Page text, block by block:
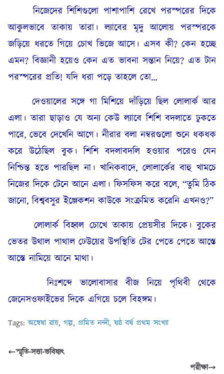
নিজেদের শিশিগুলো পাশাপাশি রেখে পরস্পরের দিকে
আকুলভাবে তাকায় তারা। ল্যাবের মৃদু আলোয় পরস্পরকে
জড়িয়ে ধরতে গিয়ে চোখ ভিজে আসে। এসব কী? কেন হচ্ছে
এমন? বিজ্ঞানী হয়েও কেন এত ভাবনা সন্তান নিয়ে? এত টান
পরস্পরের প্রতি! যদি ধরা পড়ে তাহলে তো…
দেওয়ালের সঙ্গে গা মিশিয়ে দাঁড়িয়ে ছিল লোলার্ক আর
এলা। তারা ছাড়াও যে অন্য কেউ ল্যাবে শিশি বদলাতে ঢুকতে
পারে, ভেবে দেখেনি আগে। নীরার বলা নম্বরগুলো শুনে ধকধক
করে উঠেছিল বুক। শিশি বদলাবদলি হওয়ার পরেও যেন
নিশ্চিন্ত হতে পারছিল না। খানিকবাদে, লোলার্কের বাহু খামচে
নিজের দিকে টেনে আনে এলা। ফিসফিস করে বলে, “তুমি ঠিক
জানো, বিশ্ববসুর ইঞ্জেকশন কাউকে সংক্রমিত করেনি এখনও?”
লোলার্ক বিহ্বল চোখে তাকায় প্রেয়সীর দিকে। বুকের
ভেতর উথাল পাথাল ঢেউয়ের উপস্থিতি টের পেতে পেতে আস্তে
আস্তে নামিয়ে আনে মাথা।
নিঃশব্দে ভালোবাসার বীজ নিয়ে পৃথিবী থেকে
জেনেসওফাইভের দিকে এগিয়ে চলে বিহঙ্গম।
Tags:অন্বেষা রায়, গল্প, প্রমিত নন্দী,ষষ্ঠ বর্ষ প্রথম সংখ্যা
স্মৃতি-সত্তা-ভবিষ্যৎ
পরীক্ষা